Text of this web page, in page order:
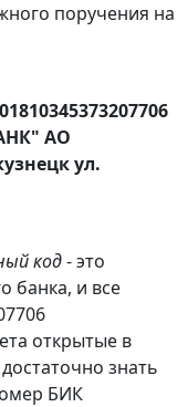
поручения на
АО
ул.
код- это
банка, и все
открытые в
знать
БИК